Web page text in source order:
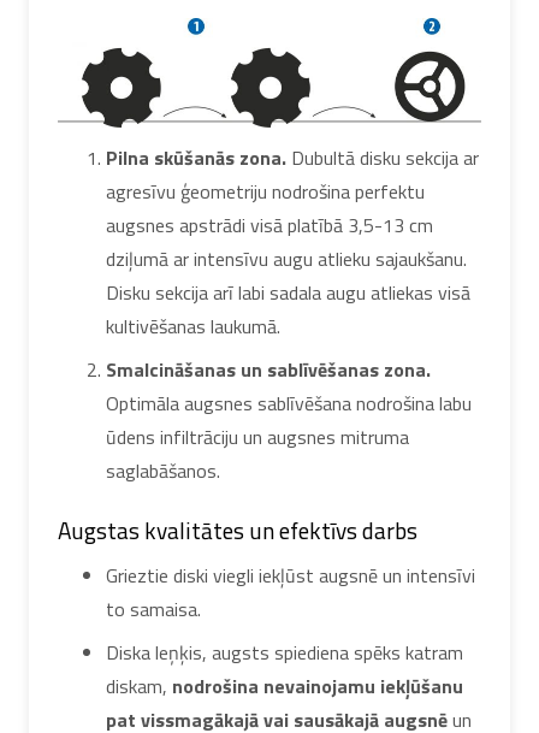
Pilna skūšanās zona. Dubultā disku sekcija ar
agresīvu ģeometriju nodrošina perfektu
augsnes apstrādi visā platībā 3,5-13 cm
dziļumā ar intensīvu augu atlieku sajaukšanu.
Disku sekcija arī labi sadala augu atliekas visā
kultivēšanas laukumā.
Smalcināšanas un sablīvēšanas zona.
Optimāla augsnes sablīvēšana nodrošina labu
ūdens infiltrāciju un augsnes mitruma
saglabāšanos.
Augstas kvalitātes un efektīvs darbs
Grieztie diski viegli iekļūst augsnē un intensīvi
to samaisa.
Diska leņķis, augsts spiediena spēks katram
diskam, nodrošina nevainojamu iekļūšanu
pat vissmagākajā vai sausākajā augsnēun